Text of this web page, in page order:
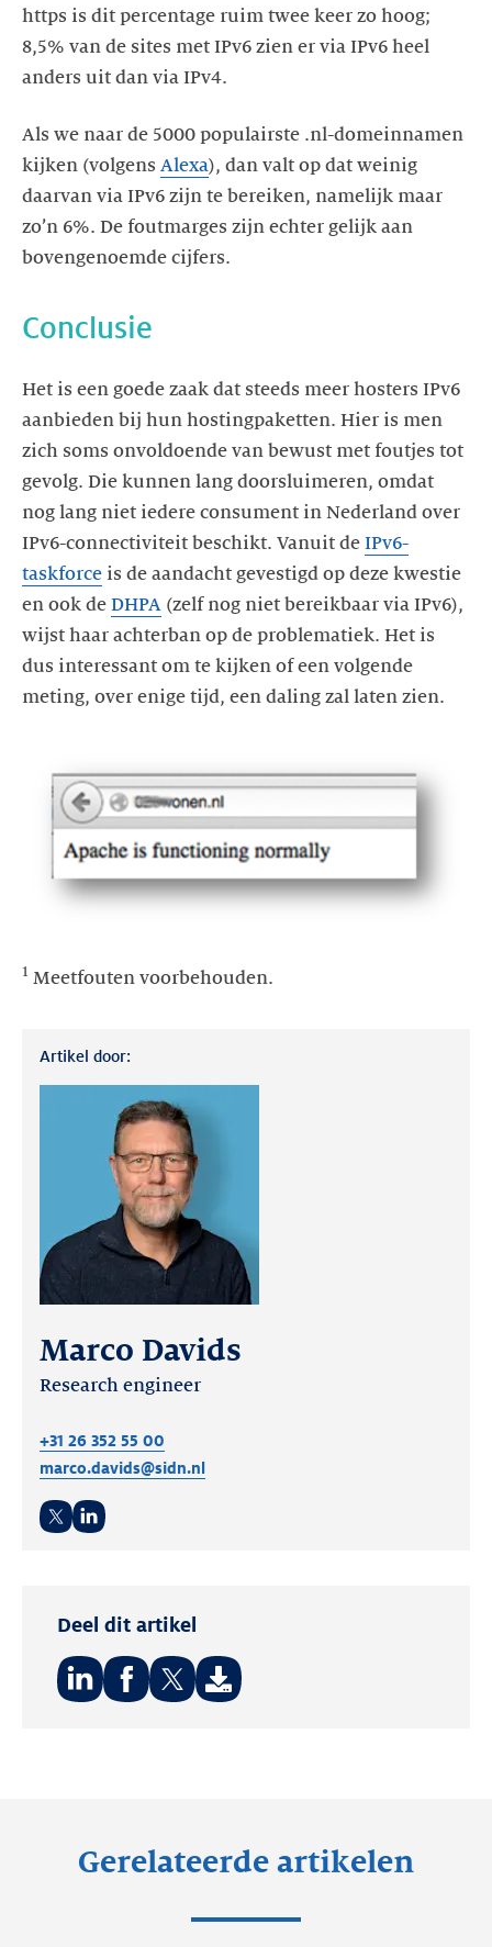
https is dit percentage ruim twee keer zo hoog;
8,5% van de sites met IPv6 zien er via IPv6 heel
anders uit dan via IPv4.
Als we naar de 5000 populairste .nl-domeinnamen
kijken (volgens Alexa), dan valt op dat weinig
daarvan via IPv6 zijn te bereiken, namelijk maar
zo’n 6%. De foutmarges zijn echter gelijk aan
bovengenoemde cijfers.
Conclusie
Het is een goede zaak dat steeds meer hosters IPv6
aanbieden bij hun hostingpaketten. Hier is men
zich soms onvoldoende van bewust met foutjes tot
gevolg. Die kunnen lang doorsluimeren, omdat
nog lang niet iedere consument in Nederland over
IPv6-connectiviteit beschikt. Vanuit de IPv6-
taskforce is de aandacht gevestigd op deze kwestie
en ook de DHPA (zelf nog niet bereikbaar via IPv6),
wijst haar achterban op de problematiek. Het is
dus interessant om te kijken of een volgende
meting, over enige tijd, een daling zal laten zien.
1 Meetfouten voorbehouden.
Artikel door:
Marco Davids
Research engineer
+31 26 352 55 00
marco.davids@sidn.nl
Deel dit artikel
Gerelateerde artikelen